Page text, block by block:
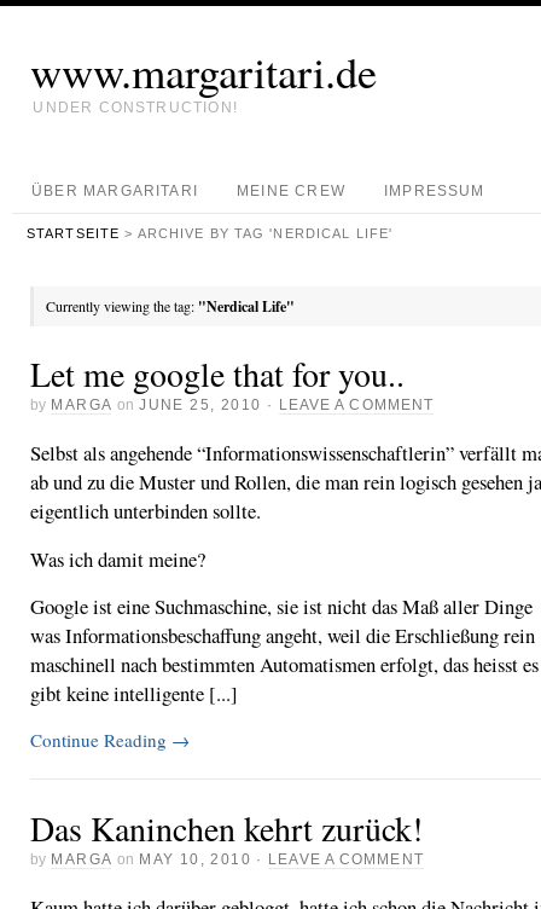
www.margaritari.de
UNDER CONSTRUCTION!
ÜBER MARGARITARI MEINE CREW IMPRESSUM
STARTSEITE > ARCHIVE BY TAG 'NERDICAL LIFE'
Currently viewing the tag: "Nerdical Life"
Let me google that for you..
by MARGA on JUNE 25, 2010 · LEAVE A COMMENT
Selbst als angehende “Informationswissenschaftlerin” verfällt
ab und zu die Muster und Rollen, die man rein logisch gesehen ja
eigentlich unterbinden sollte.
Was ich damit meine?
Google ist eine Suchmaschine, sie ist nicht das Maß aller Dinge
was Informationsbeschaffung angeht, weil die Erschließung rein
maschinell nach bestimmten Automatismen erfolgt, das heisst es
gibt keine intelligente [...]
Continue Reading →
Das Kaninchen kehrt zurück!
by MARGA on MAY 10, 2010 · LEAVE A COMMENT